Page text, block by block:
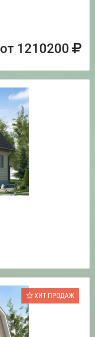
от 1210200
ХИТ ПРОДАЖ